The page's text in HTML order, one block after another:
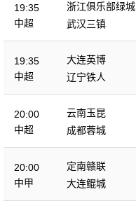
19:35
中超
浙江俱乐部绿城
武汉三镇
19:35
中超
大连英博
辽宁铁人
20:00
中超
云南玉昆
成都蓉城
20:00
中甲
定南赣联
大连鲲城